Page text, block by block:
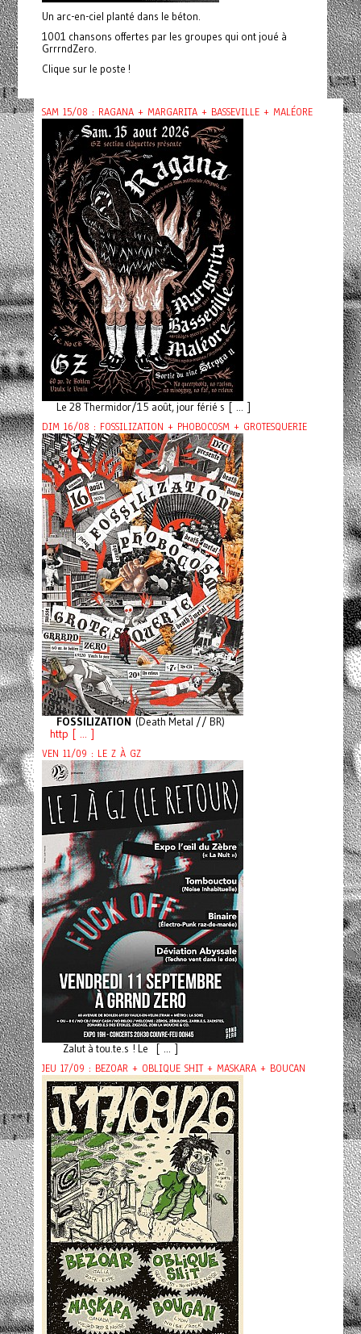
Un arc-en-ciel planté dans le béton.
1001 chansons offertes par les groupes qui ont joué à
GrrrndZero.
Clique sur le poste !
SAM 15/08 : RAGANA + MARGARITA + BASSEVILLE + MALÉORE
Le 28 Thermidor/15 août, jour férié s [ ... ]
DIM 16/08 : FOSSILIZATION + PHOBOCOSM + GROTESQUERIE
FOSSILIZATION (Death Metal // BR)
http [ ... ]
VEN 11/09 : LE Z À GZ
Zalut à tou.te.s ! Le [ ... ]
JEU 17/09 : BEZOAR + OBLIQUE SHIT + MASKARA + BOUCAN